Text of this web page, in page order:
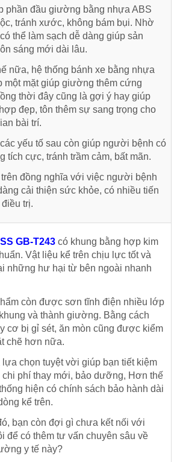
phần đầu giường bằng nhựa ABS
tránh xước, không bám bụi. Nhờ
thể làm sạch dễ dàng giúp sản
sáng mới dài lâu.
nữa, hệ thống bánh xe bằng nhựa
một mặt giúp giường thêm cứng
thời đây cũng là gợi ý hay giúp
đẹp, tôn thêm sự sang trọng cho
bài trí.
yếu tố sau còn giúp người bệnh có
tích cực, tránh trầm cảm, bất mãn.
đồng nghĩa với việc người bệnh
cải thiện sức khỏe, có nhiều tiến
trị.
GB-T243 có khung bằng hợp kim
Vật liệu kể trên chịu lực tốt và
những hư hại từ bên ngoài nhanh
còn được sơn tĩnh điện nhiều lớp
và thành giường. Bằng cách
cơ bị gỉ sét, ăn mòn cũng được kiểm
chẽ hơn nữa.
lựa chọn tuyệt vời giúp bạn tiết kiệm
chi phí thay mới, bảo dưỡng, Hơn thế
hiện có chính sách bảo hành dài
kể trên.
bạn còn đợi gì chưa kết nối với
để có thêm tư vấn chuyên sâu về
y tế này?